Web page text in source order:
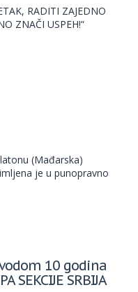
RADITI ZAJEDNO
ZNAČI USPEH!“
(Mađarska)
je u punopravno
10 godina
SEKCIJE SRBIJA